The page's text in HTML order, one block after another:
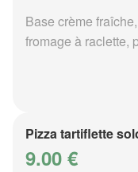
Base crème
fromage à raclette,
Pizza tartiflette
9.00 €